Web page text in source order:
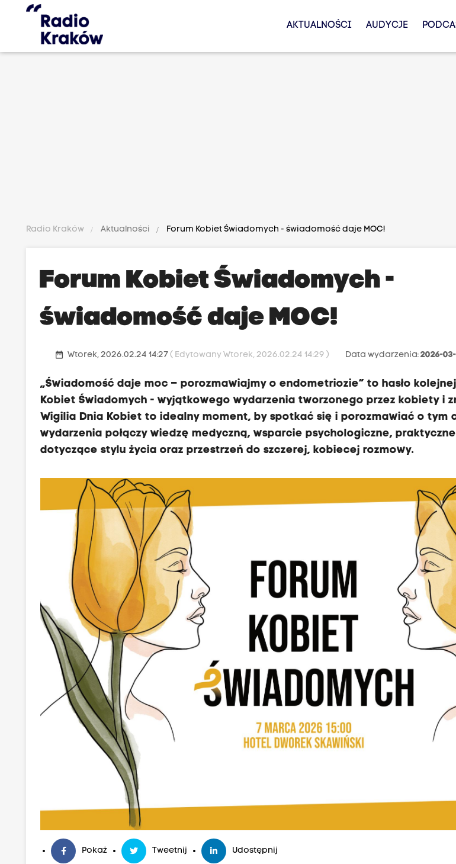
AKTUALNOŚCI AUDYCJE
Radio Kraków Aktualności Forum Kobiet Świadomych - świadomość daje MOC!
Forum Kobiet Świadomych -
świadomość daje MOC!
date_range Wtorek, 2026.02.24 14:27( Edytowany Wtorek, 2026.02.24 14:29 ) Data wydarzenia:2026-
„Świadomość daje moc – porozmawiajmy o endometriozie” to hasło
Kobiet Świadomych - wyjątkowego wydarzenia tworzonego przez kobiety i
Wigilia Dnia Kobiet to idealny moment, by spotkać się i porozmawiać o tym
wydarzenia połączy wiedzę medyczną, wsparcie psychologiczne,
dotyczące stylu życia oraz przestrzeń do szczerej, kobiecej rozmowy.
Pokaż Tweetnij Udostępnij